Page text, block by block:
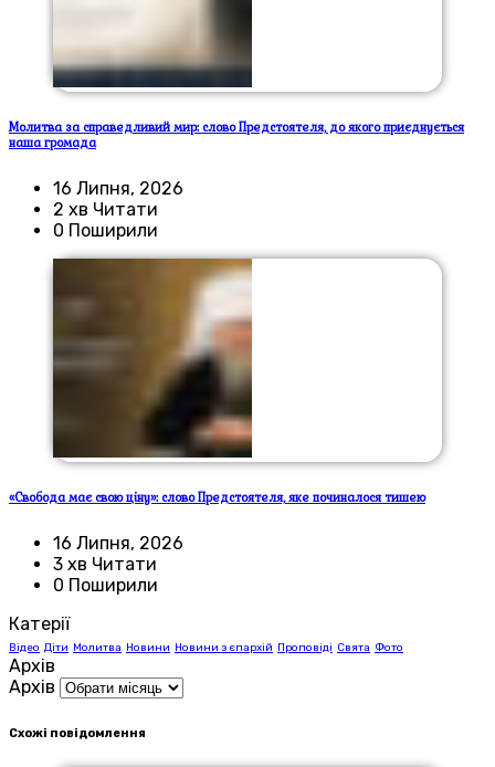
Молитва за справедливий мир: слово Предстоятеля, до якого приєднується
наша громада
16 Липня, 2026
2 хв Читати
0 Поширили
«Свобода має свою ціну»: слово Предстоятеля, яке починалося тишею
16 Липня, 2026
3 хв Читати
0 Поширили
Катерії
Відео Діти Молитва Новини Новини з єпархій Проповіді Свята Фото
Архів
Архів
Схожі повідомлення